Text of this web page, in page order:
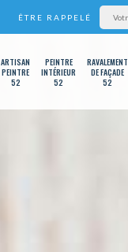
ÊTRE RAPPELÉ
ARTISAN
PEINTRE
52
PEINTRE
INTÉRIEUR
52
RAVALEMENT
DE FAÇADE
52